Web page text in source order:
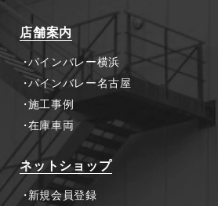
店舗案内
パインバレー横浜
パインバレー名古屋
施工事例
在庫車両
ネットショップ
新規会員登録